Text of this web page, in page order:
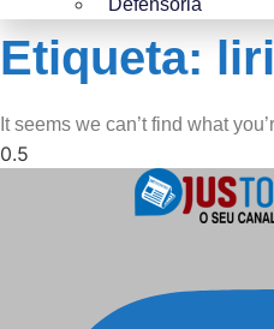
Defensoria
Etiqueta:
It seems we can’t find what